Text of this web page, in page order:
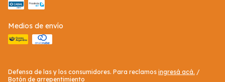
Medios de envío
Defensa de las y los consumidores. Para reclamos ingresá acá. /
Botón de arrepentimiento